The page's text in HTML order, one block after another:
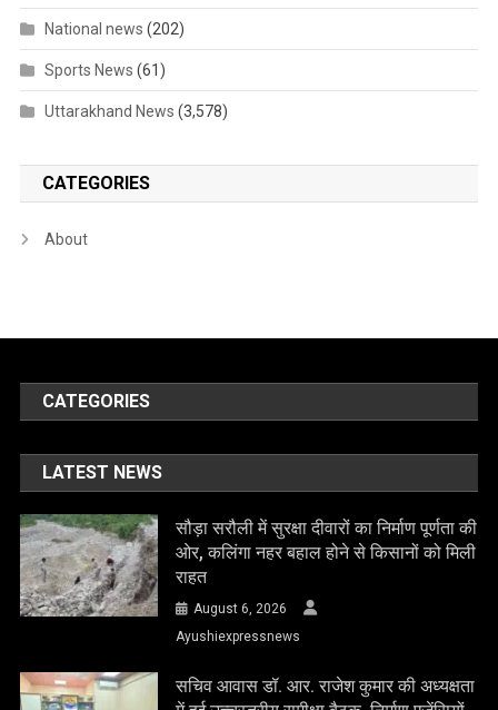
National news (202)
Sports News (61)
Uttarakhand News (3,578)
CATEGORIES
About
CATEGORIES
LATEST NEWS
सौड़ा सरौली में सुरक्षा दीवारों का निर्माण पूर्णता की
ओर, कलिंगा नहर बहाल होने से किसानों को मिली
राहत
August 6, 2026
Ayushiexpressnews
सचिव आवास डॉ. आर. राजेश कुमार की अध्यक्षता